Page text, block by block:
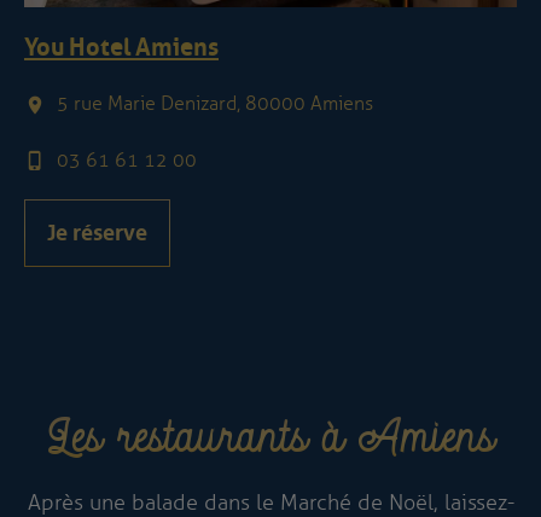
You Hotel Amiens
5 rue Marie Denizard, 80000 Amiens
03 61 61 12 00
Je réserve
Les restaurants à Amiens
Après une balade dans le Marché de Noël, laissez-